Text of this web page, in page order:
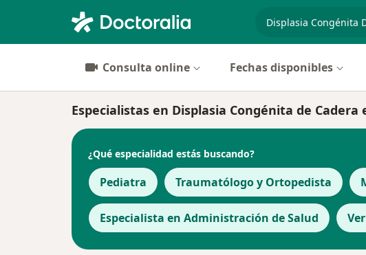
especialidad,
Consulta online Fechas disponibles
Especialistas en Displasia Congénita de Cadera
¿Qué especialidad estás buscando?
Pediatra Traumatólogo y Ortopedista
Especialista en Administración de Salud